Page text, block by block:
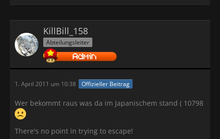
KillBill_158
Abteilungsleiter
1. April 2011 um 10:38 Offizieller Beitrag
Wer bekommt raus was da im Japanischem stand ( 10798
There's no point in trying to escape!